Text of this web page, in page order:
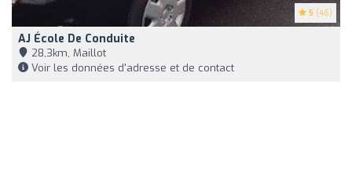
5 (46)
AJ École De Conduite
28,3km, Maillot
Voir les données d'adresse et de contact